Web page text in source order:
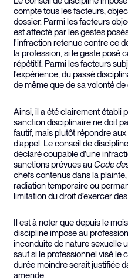
compte tous les facteurs,
dossier. Parmi les facteurs
est affecté par les gestes
l'infraction retenue contre ce
la profession, si le geste posé
répétitif. Parmi les facteurs
l'expérience, du passé
de même que de sa volonté
Ainsi, il a été clairement établi
sanction disciplinaire ne doit
fautif, mais plutôt répondre
d’appel. Le conseil de
déclaré coupable d’une
sanctions prévues auCode
chefs contenus dans la
radiation temporaire ou
limitation du droit d’exercer
Il est à noter que depuis le
discipline impose au
inconduite de nature sexuelle
sauf si le professionnel visé le
durée moindre serait justifiée
amende.